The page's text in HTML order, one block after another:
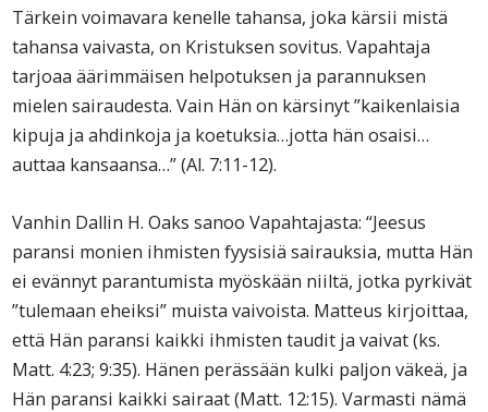
Tärkein voimavara kenelle tahansa, joka kärsii mistä
tahansa vaivasta, on Kristuksen sovitus. Vapahtaja
tarjoaa äärimmäisen helpotuksen ja parannuksen
mielen sairaudesta. Vain Hän on kärsinyt ”kaikenlaisia
kipuja ja ahdinkoja ja koetuksia…jotta hän osaisi…
auttaa kansaansa…” (Al. 7:11-12).
Vanhin Dallin H. Oaks sanoo Vapahtajasta: “Jeesus
paransi monien ihmisten fyysisiä sairauksia, mutta Hän
ei evännyt parantumista myöskään niiltä, jotka pyrkivät
”tulemaan eheiksi” muista vaivoista. Matteus kirjoittaa,
että Hän paransi kaikki ihmisten taudit ja vaivat (ks.
Matt. 4:23; 9:35). Hänen perässään kulki paljon väkeä, ja
Hän paransi kaikki sairaat (Matt. 12:15). Varmasti nämä